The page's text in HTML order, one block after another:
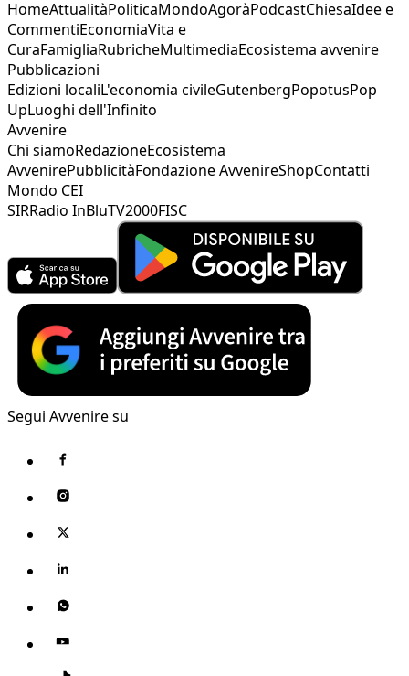
HomeAttualitàPoliticaMondoAgoràPodcastChiesaIdee e
CommentiEconomiaVita e
CuraFamigliaRubricheMultimediaEcosistema avvenire
Pubblicazioni
Edizioni localiL'economia civileGutenbergPopotusPop
UpLuoghi dell'Infinito
Avvenire
Chi siamoRedazioneEcosistema
AvvenirePubblicitàFondazione AvvenireShopContatti
Mondo CEI
SIRRadio InBluTV2000FISC
Segui Avvenire su